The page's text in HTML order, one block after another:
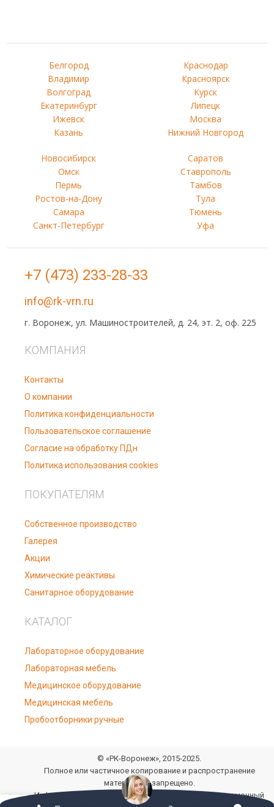
Белгород
Владимир
Волгоград
Екатеринбург
Ижевск
Казань
Краснодар
Красноярск
Курск
Липецк
Москва
Нижний Новгород
Новосибирск
Омск
Пермь
Ростов-на-Дону
Самара
Санкт-Петербург
Саратов
Ставрополь
Тамбов
Тула
Тюмень
Уфа
+7 (473) 233-28-33
info@rk-vrn.ru
г. Воронеж, ул. Машиностроителей, д. 24, эт. 2, оф. 225
КОМПАНИЯ
Контакты
О компании
Политика конфиденциальности
Пользовательское соглашение
Согласие на обработку ПДн
Политика использования cookies
ПОКУПАТЕЛЯМ
Собственное производство
Галерея
Акции
Химические реактивы
Санитарное оборудование
КАТАЛОГ
Лабораторное оборудование
Лабораторная мебель
Медицинское оборудование
Медицинская мебель
Пробоотборники ручные
© «РК-Воронеж», 2015-2025.
Полное или частичное копирование и распространение
материалов запрещено.
Информация, размещенная на сайте, носит информационный